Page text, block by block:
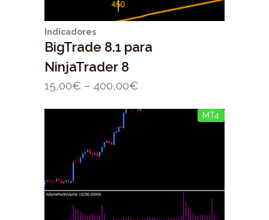
Indicadores
BigTrade 8.1 para
NinjaTrader 8
15,00€ – 400,00€
MT4